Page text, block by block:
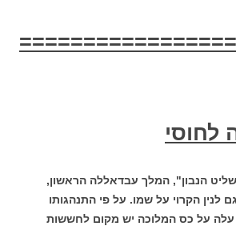
לחוסי
הנבון", המלך עבדאללה הראשון,
לנין הקרוי על שמו. על פי התנהגותו
על כס המלוכה יש מקום לחששות